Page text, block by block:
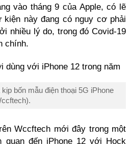
vào tháng 9 của Apple, có lẽ
này đang có nguy cơ phải
nhiều lý do, trong đó Covid-19
chính.
bốn mẫu điện thoại 5G iPhone
Wccftech mới đây trong một
quan đến iPhone 12 với Hock